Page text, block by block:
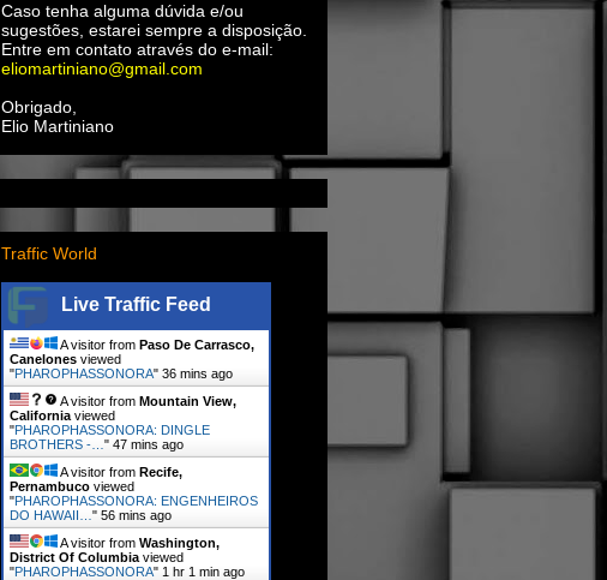
Caso tenha alguma dúvida e/ou
sugestões, estarei sempre a disposição.
Entre em contato através do e-mail:
eliomartiniano@gmail.com
Obrigado,
Elio Martiniano
Traffic World
Live Traffic Feed
A visitor from Paso De Carrasco,
Canelones viewed
"PHAROPHASSONORA" 36 mins ago
A visitor from Mountain View,
California viewed
"PHAROPHASSONORA: DINGLE
BROTHERS -… " 47 mins ago
A visitor from Recife,
Pernambuco viewed
"PHAROPHASSONORA: ENGENHEIROS
DO HAWAII… " 56 mins ago
A visitor from Washington,
District Of Columbia viewed
"PHAROPHASSONORA" 1 hr 1 min ago